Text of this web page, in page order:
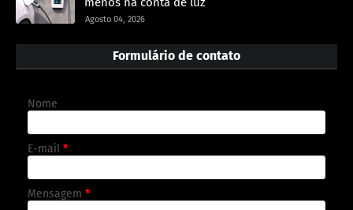
Agosto 04, 2026
Formulário de contato
Nome
E-mail *
Mensagem *